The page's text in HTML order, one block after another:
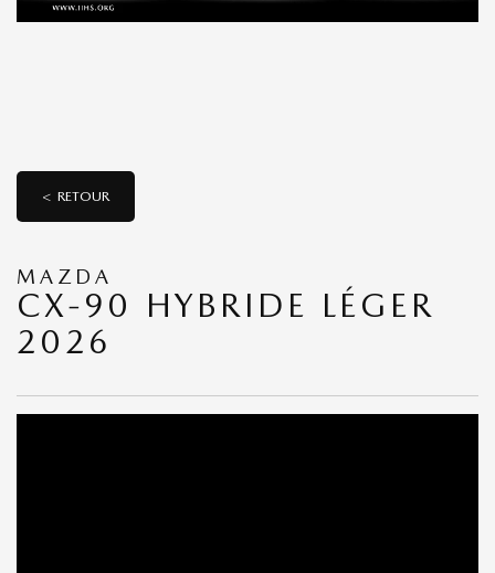
< RETOUR
MAZDA
CX-90 HYBRIDE LÉGER
2026